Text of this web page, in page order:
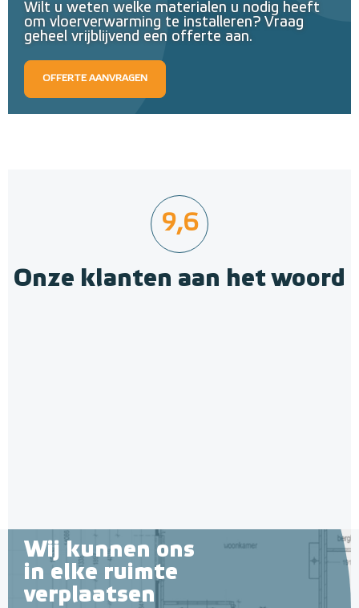
Wilt u weten welke materialen u nodig heeft
om vloerverwarming te installeren? Vraag
geheel vrijblijvend een offerte aan.
OFFERTE AANVRAGEN
9,6
Onze klanten aan het woord
Wij kunnen ons
in elke ruimte
verplaatsen